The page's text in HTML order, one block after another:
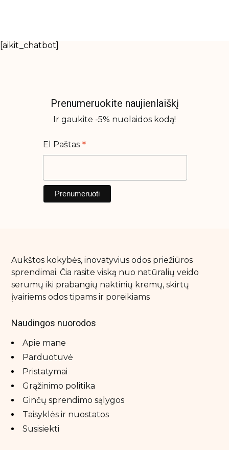
[aikit_chatbot]
Prenumeruokite naujienlaiškį
Ir gaukite -5% nuolaidos kodą!
El Paštas *
Aukštos kokybės, inovatyvius odos priežiūros
sprendimai. Čia rasite viską nuo natūralių veido
serumų iki prabangių naktinių kremų, skirtų
įvairiems odos tipams ir poreikiams
Naudingos nuorodos
Apie mane
Parduotuvė
Pristatymai
Grąžinimo politika
Ginčų sprendimo sąlygos
Taisyklės ir nuostatos
Susisiekti